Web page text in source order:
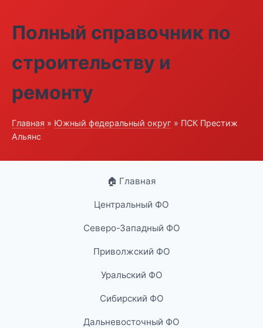
Полный справочник по
строительству и
ремонту
Главная » Южный федеральный округ » ПСК Престиж
Альянс
🏠 Главная
Центральный ФО
Северо-Западный ФО
Приволжский ФО
Уральский ФО
Сибирский ФО
Дальневосточный ФО